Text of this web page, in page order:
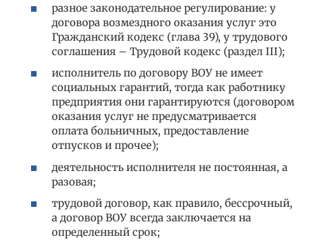
разное законодательное регулирование: у
договора возмездного оказания услуг это
Гражданский кодекс (глава 39), у трудового
соглашения – Трудовой кодекс (раздел III);
исполнитель по договору ВОУ не имеет
социальных гарантий, тогда как работнику
предприятия они гарантируются (договором
оказания услуг не предусматривается
оплата больничных, предоставление
отпусков и прочее);
деятельность исполнителя не постоянная, а
разовая;
трудовой договор, как правило, бессрочный,
а договор ВОУ всегда заключается на
определенный срок;